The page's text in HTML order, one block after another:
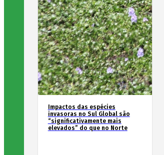
Impactos das espécies
invasoras no Sul Global são
“significativamente mais
elevados” do que no Norte